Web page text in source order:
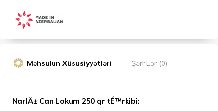
Məhsulun Xüsusiyyətləri ŞərhLər (0)
NarlÄ± Can Lokum 250 qr tÉ™rkibi: